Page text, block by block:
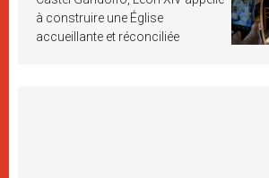
à construire une Église
accueillante et réconciliée